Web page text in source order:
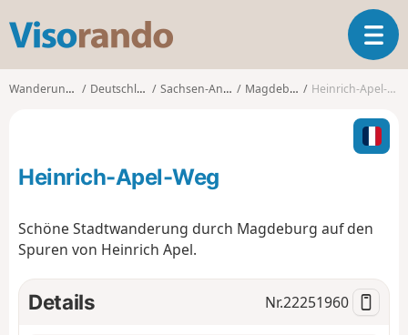
s
o
o
T
o
l
n
i
o
Wanderungen Deutschland Sachsen-Anhalt Magdeburg Heinrich-Apel-Weg
Heinrich-Apel-Weg
Schöne Stadtwanderung durch Magdeburg auf den
Spuren von Heinrich Apel.
Details Nr.22251960